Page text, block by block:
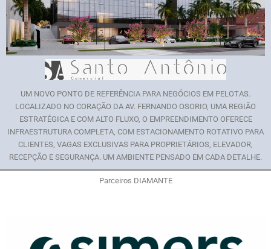
UM NOVO PONTO DE REFERÊNCIA PARA NEGÓCIOS EM PELOTAS.
LOCALIZADO NO CORAÇÃO DA AV. FERNANDO OSORIO, UMA REGIÃO
ESTRATÉGICA E COM ALTO FLUXO, O EMPREENDIMENTO OFERECE
INFRAESTRUTURA COMPLETA, COM ESTACIONAMENTO ROTATIVO PARA
CLIENTES, VAGAS EXCLUSIVAS PARA PROPRIETÁRIOS, ELEVADOR,
RECEPÇÃO E SEGURANÇA. UM AMBIENTE PENSADO EM CADA DETALHE.
Parceiros DIAMANTE